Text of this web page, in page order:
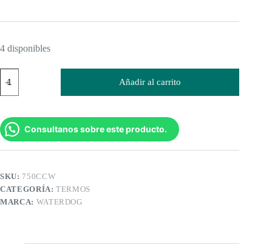
4 disponibles
Bala
750cc
Waterdog
cantidad
Añadir al carrito
Consultanos sobre este producto.
SKU: 750CCW
CATEGORÍA:TERMOS
MARCA: WATERDOG